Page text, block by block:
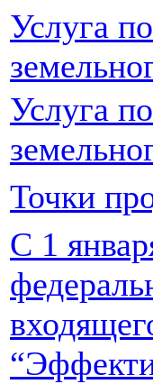
Услуга
Услуга
Точки
С 1